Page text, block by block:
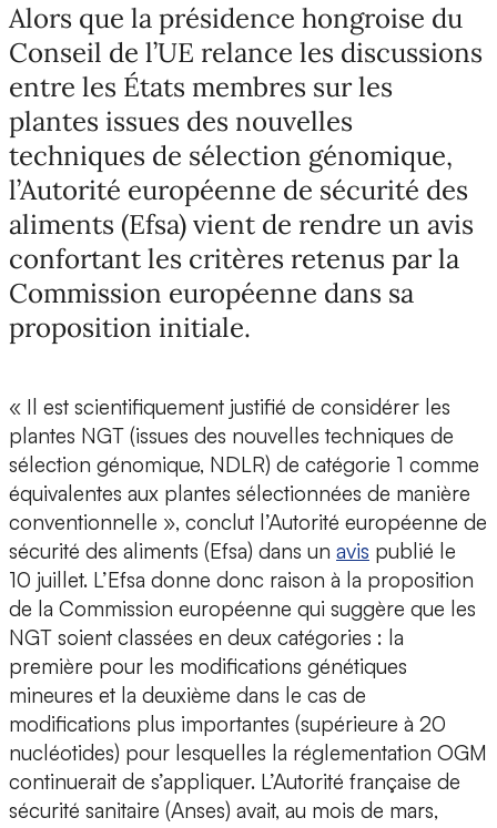
Alors que la présidence hongroise du
Conseil de l’UE relance les discussions
entre les États membres sur les
plantes issues des nouvelles
techniques de sélection génomique,
l’Autorité européenne de sécurité des
aliments (Efsa) vient de rendre un avis
confortant les critères retenus par la
Commission européenne dans sa
proposition initiale.
« Il est scientifiquement justifié de considérer les
plantes NGT (issues des nouvelles techniques de
sélection génomique, NDLR) de catégorie 1 comme
équivalentes aux plantes sélectionnées de manière
conventionnelle », conclut l’Autorité européenne de
sécurité des aliments (Efsa) dans un avis publié le
10 juillet. L’Efsa donne donc raison à la proposition
de la Commission européenne qui suggère que les
NGT soient classées en deux catégories : la
première pour les modifications génétiques
mineures et la deuxième dans le cas de
modifications plus importantes (supérieure à 20
nucléotides) pour lesquelles la réglementation OGM
continuerait de s’appliquer. L’Autorité française de
sécurité sanitaire (Anses) avait, au mois de mars,